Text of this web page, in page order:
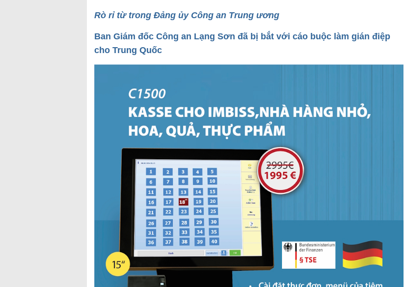
Rò rỉ từ trong Đảng ủy Công an Trung ương
Ban Giám đốc Công an Lạng Sơn đã bị bắt với cáo buộc làm gián điệp
cho Trung Quốc